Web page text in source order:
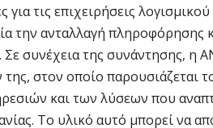
για τις επιχειρήσεις
την ανταλλαγή πληροφόρησης
συνέχεια της συνάντησης, η
στον οποίο παρουσιάζεται
και των λύσεων που
Το υλικό αυτό μπορεί να